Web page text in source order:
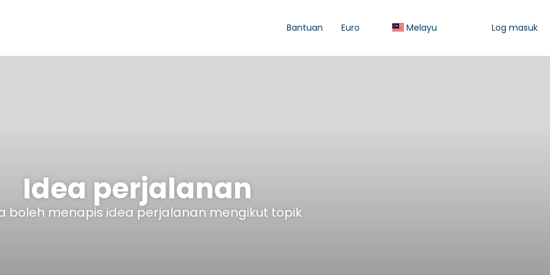
Bantuan Euro Melayu Log masuk
Idea perjalanan
boleh menapis idea perjalanan mengikut topik